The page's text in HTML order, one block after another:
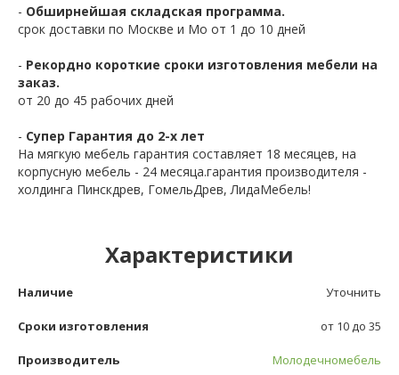
- Обширнейшая складская программа.
срок доставки по Москве и Мо от 1 до 10 дней
- Рекордно короткие сроки изготовления мебели на
заказ.
от 20 до 45 рабочих дней
- Супер Гарантия до 2-х лет
На мягкую мебель гарантия составляет 18 месяцев, на
корпусную мебель - 24 месяца.гарантия производителя -
холдинга Пинскдрев, ГомельДрев, ЛидаМебель!
Характеристики
Наличие Уточнить
Сроки изготовления от 10 до 35
Производитель Молодечномебель